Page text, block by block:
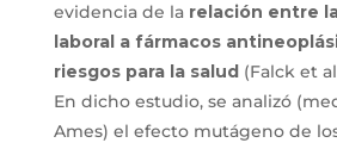
evidencia de larelación entre
laboral a fármacos
riesgos para la salud(Falck et
En dicho estudio, se analizó
Ames) el efecto mutágeno de